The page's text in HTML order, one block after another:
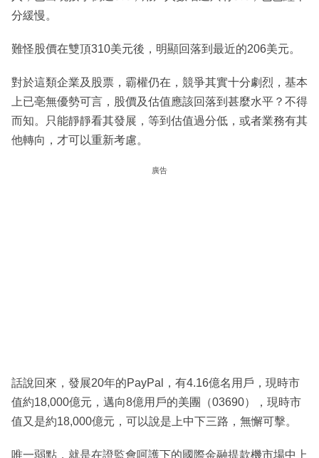
分緩慢。
難怪股價在雙頂310美元後，明顯回落到最近的206美元。
對於這類企業及股票，霸權仍在，競爭其實十分劇烈，基本
上已亳無優勢可言，股價及估值應該回落到甚麼水平？不得
而知。只能靜靜看其發展，等到估值過分低，或者業務有其
他轉向，才可以重新考慮。
廣告
話說回來，發展20年的PayPal，有4.16億名用戶，現時市
值約18,000億元，邁向8億用戶的美團（03690），現時市
值又是約18,000億元，可以說是上中下三路，無懈可擊。
唯一弱點，就是在證監會呵護下的國際金融提款機市場中上